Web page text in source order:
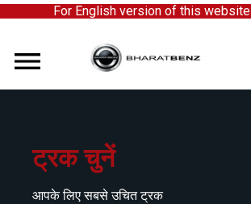
For English version of this website
ट्रक चुनें
आपके लिए सबसे उचित ट्रक